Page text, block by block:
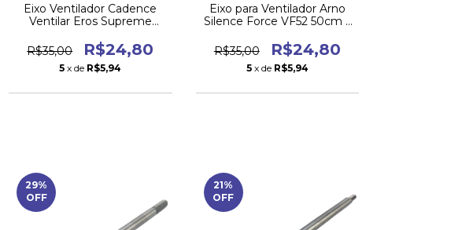
Eixo Ventilador Cadence
Ventilar Eros Supreme
Durável
R$35,00 R$24,80
5 x de R$5,94
Eixo para Ventilador Arno
Silence Force VF52 50cm –
R$35,00
R$24,80
5 x de R$5,94
29%
OFF
21%
OFF